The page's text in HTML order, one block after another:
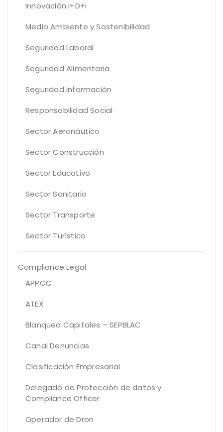
Innovación I+D+i
Medio Ambiente y Sostenibilidad
Seguridad Laboral
Seguridad Alimentaria
Seguridad Información
Responsabilidad Social
Sector Aeronáutico
Sector Construcción
Sector Educativo
Sector Sanitario
Sector Transporte
Sector Turístico
Compliance Legal
APPCC
ATEX
Blanqueo Capitales – SEPBLAC
Canal Denuncias
Clasificación Empresarial
Delegado de Protección de datos y
Compliance Officer
Operador de Dron